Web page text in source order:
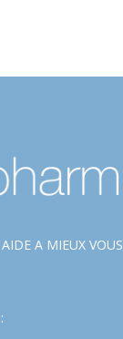
A MIEUX VOUS